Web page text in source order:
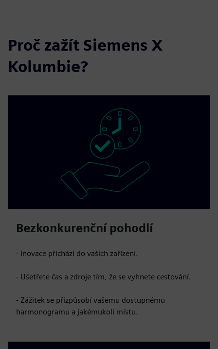
Proč zažít Siemens X
Kolumbie?
Bezkonkurenční pohodlí
- Inovace přichází do vašich zařízení.
- Ušetřete čas a zdroje tím, že se vyhnete cestování.
- Zážitek se přizpůsobí vašemu dostupnému
harmonogramu a jakémukoli místu.